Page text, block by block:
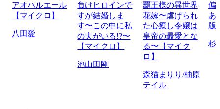
アオハルエール
【マイクロ】
八田愛
負けヒロインで
すが結婚しま
す〜この中に私
の夫がいる!?〜
【マイクロ】
池山田剛
覇王様の異世界
花嫁〜虐げられ
た心癒し令嬢は
皇帝の最愛とな
る〜【マイク
ロ】
森猫まりり/柚原
テイル
偏
あ
版
杉